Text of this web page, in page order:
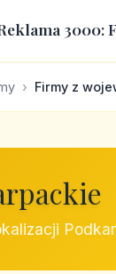
3000:
Firmy z